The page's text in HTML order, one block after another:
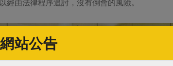
由法律程序追討，沒有倒會的風險。
網站公告